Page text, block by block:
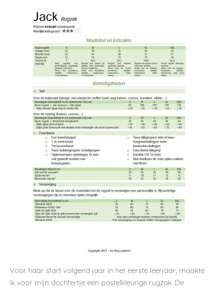
Voor haar start volgend jaar in het eerste leerjaar, maakte
ik voor mijn dochtertje een pastelkleurige rugzak. De